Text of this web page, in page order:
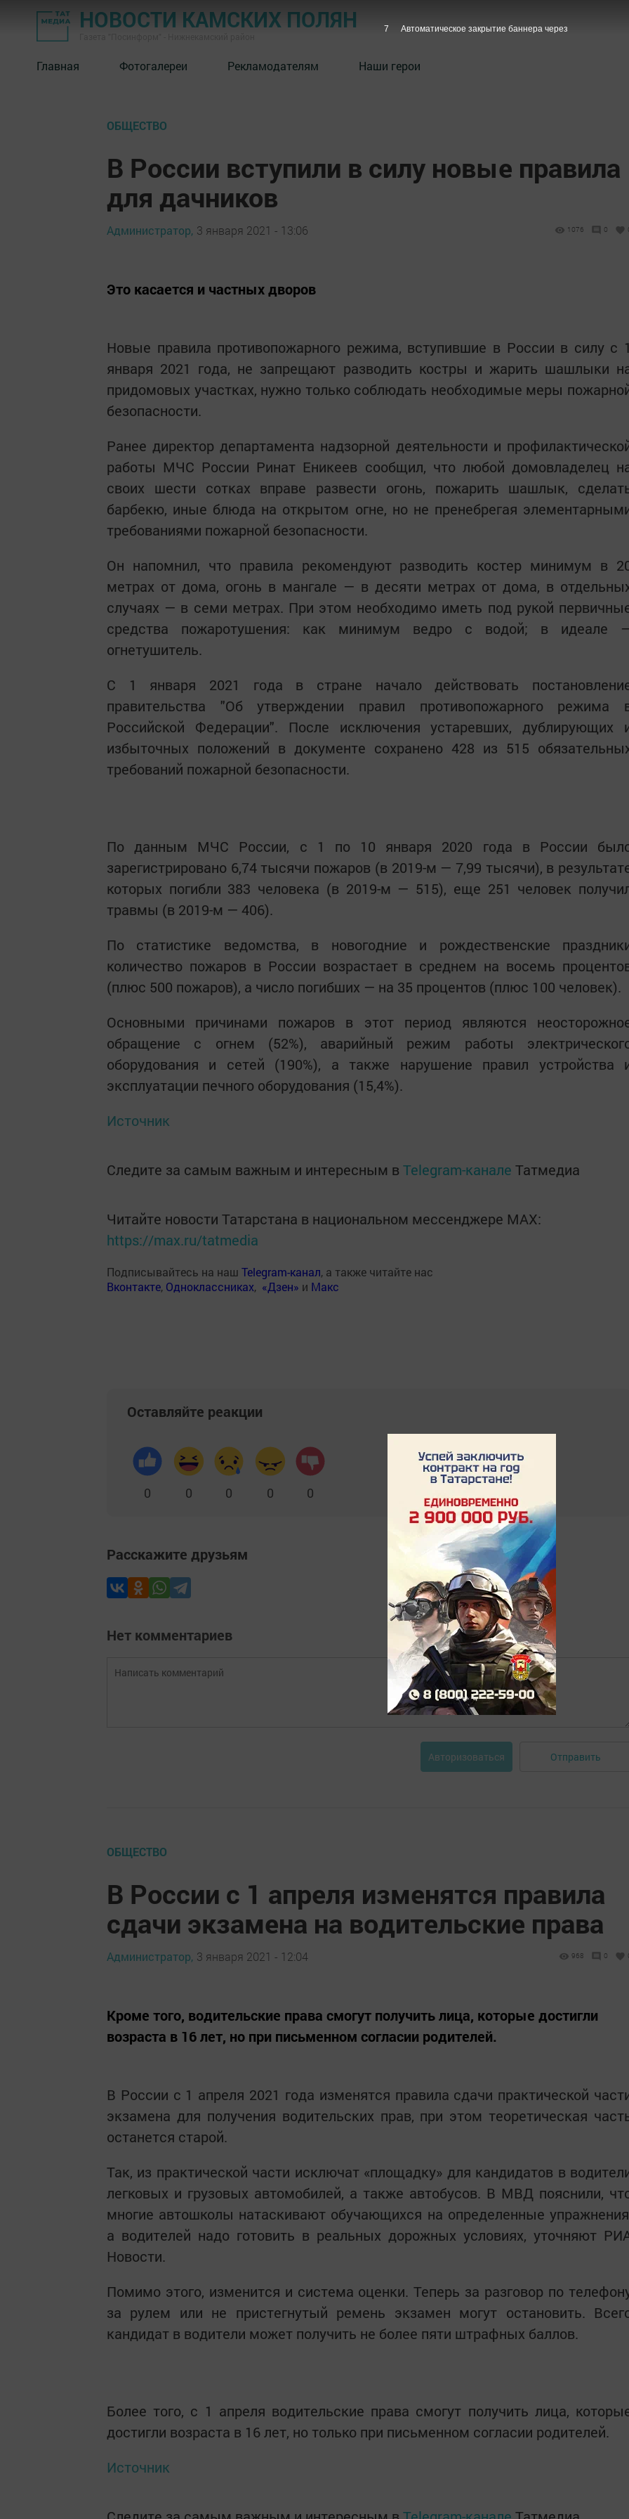
НОВОСТИ КАМСКИХ ПОЛЯН
Главная Фотогалереи Рекламодателям Наши герои
ОБЩЕСТВО
В России вступили в силу новые правила
для дачников
Администратор, 3 января 2021 - 13:06 1076 0
Это касается и частных дворов
Новые правила противопожарного режима, вступившие в России в силу с 1
января 2021 года, не запрещают разводить костры и жарить шашлыки
придомовых участках, нужно только соблюдать необходимые меры
безопасности.
Ранее директор департамента надзорной деятельности и
работы МЧС России Ринат Еникеев сообщил, что любой домовладелец
своих шести сотках вправе развести огонь, пожарить шашлык,
барбекю, иные блюда на открытом огне, но не пренебрегая
требованиями пожарной безопасности.
Он напомнил, что правила рекомендуют разводить костер минимум в
метрах от дома, огонь в мангале — в десяти метрах от дома, в
случаях — в семи метрах. При этом необходимо иметь под рукой
средства пожаротушения: как минимум ведро с водой; в идеале
огнетушитель.
С 1 января 2021 года в стране начало действовать
правительства "Об утверждении правил противопожарного режима
Российской Федерации". После исключения устаревших, дублирующих
избыточных положений в документе сохранено 428 из 515
требований пожарной безопасности.
По данным МЧС России, с 1 по 10 января 2020 года в России
зарегистрировано 6,74 тысячи пожаров (в 2019-м — 7,99 тысячи), в
которых погибли 383 человека (в 2019-м — 515), еще 251 человек
травмы (в 2019-м — 406).
По статистике ведомства, в новогодние и рождественские
количество пожаров в России возрастает в среднем на восемь
(плюс 500 пожаров), а число погибших — на 35 процентов (плюс 100 человек).
Основными причинами пожаров в этот период являются
обращение с огнем (52%), аварийный режим работы
оборудования и сетей (190%), а также нарушение правил устройства
эксплуатации печного оборудования (15,4%).
Источник
Следите за самым важным и интересным в Telegram-канале Татмедиа
Читайте новости Татарстана в национальном мессенджере MАХ:
https://max.ru/tatmedia
Подписывайтесь на наш Telegram-канал, а также читайте нас
Вконтакте, Одноклассниках, «Дзен» и Макс
Оставляйте реакции
0 0 0 0 0
Расскажите друзьям
Нет комментариев
Авторизоваться Отправить
ОБЩЕСТВО
В России с 1 апреля изменятся правила
сдачи экзамена на водительские права
Администратор, 3 января 2021 - 12:04 968 0
Кроме того, водительские права смогут получить лица, которые достигли
возраста в 16 лет, но при письменном согласии родителей.
В России с 1 апреля 2021 года изменятся правила сдачи практической
экзамена для получения водительских прав, при этом теоретическая
останется старой.
Так, из практической части исключат «площадку» для кандидатов в
легковых и грузовых автомобилей, а также автобусов. В МВД пояснили,
многие автошколы натаскивают обучающихся на определенные
а водителей надо готовить в реальных дорожных условиях, уточняют
Новости.
Помимо этого, изменится и система оценки. Теперь за разговор по
за рулем или не пристегнутый ремень экзамен могут остановить.
кандидат в водители может получить не более пяти штрафных баллов.
Более того, с 1 апреля водительские права смогут получить лица,
достигли возраста в 16 лет, но только при письменном согласии родителей.
Источник
6 Автоматическое закрытие баннера через